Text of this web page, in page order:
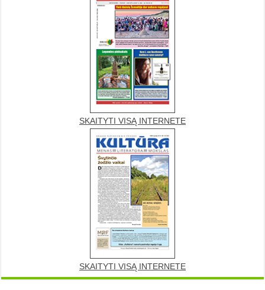
SKAITYTI VISĄ INTERNETE
SKAITYTI VISĄ INTERNETE